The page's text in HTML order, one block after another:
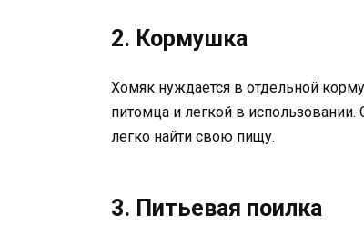
2. Кормушка
Хомяк нуждается в отдельной
питомца и легкой в
легко найти свою пищу.
3. Питьевая поилка